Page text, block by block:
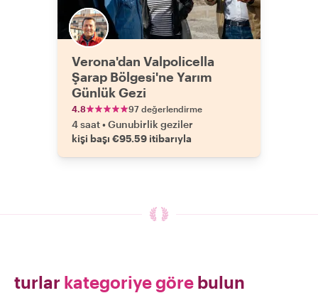
Verona'dan Valpolicella
Şarap Bölgesi'ne Yarım
Günlük Gezi
4.8 97 değerlendirme
4 saat•Gunubirlik geziler
kişi başı €95.59 itibarıyla
turlar kategoriye göre bulun